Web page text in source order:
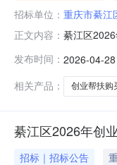
招标单位： 重庆市綦江
正文内容： 綦江区
股份有限公
发布时间： 2026-04-
相关产品：
创业帮扶购
綦江区2026年创
招标｜招标公告